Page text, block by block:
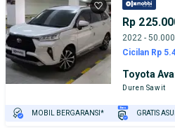
Rp
2022 -
Cicilan Rp
Toyota
Duren Sawit
MOBIL BERGARANSI* GRATIS